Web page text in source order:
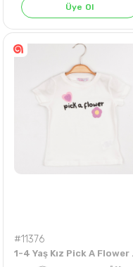
Üye Ol
#11376
1-4